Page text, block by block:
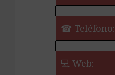
☎ Teléfono:
💻 Web: